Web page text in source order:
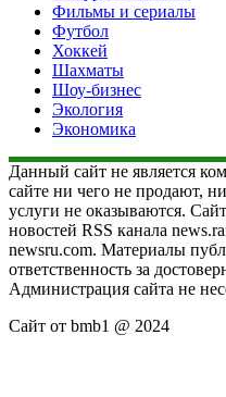
Фильмы и сериалы
Футбол
Хоккей
Шахматы
Шоу-бизнес
Экология
Экономика
Данный сайт не является
сайте ни чего не продают,
услуги не оказываются.
новостей RSS канала
newsru.com. Материалы
ответственность за
Администрация сайта не
Сайт от bmb1 @ 2024